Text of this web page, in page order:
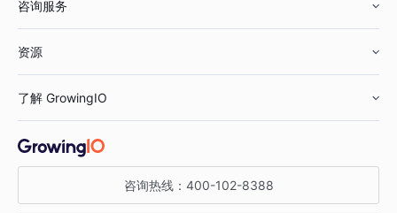
鞋服行业
汽车行业
金融行业
智能运营
获客分析
咨询服务
资源
增长公开课
增长博客
了解 GrowingIO
关于 GrowingIO
增长大会
咨询热线： 400-102-8388